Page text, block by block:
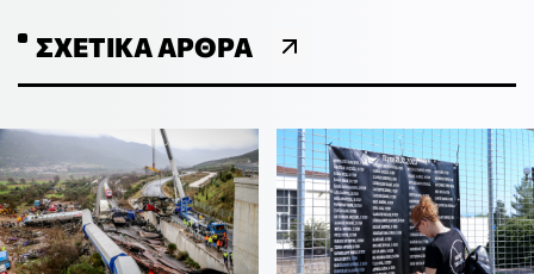
ΣΧΕΤΙΚΆ ΆΡΘΡΑ